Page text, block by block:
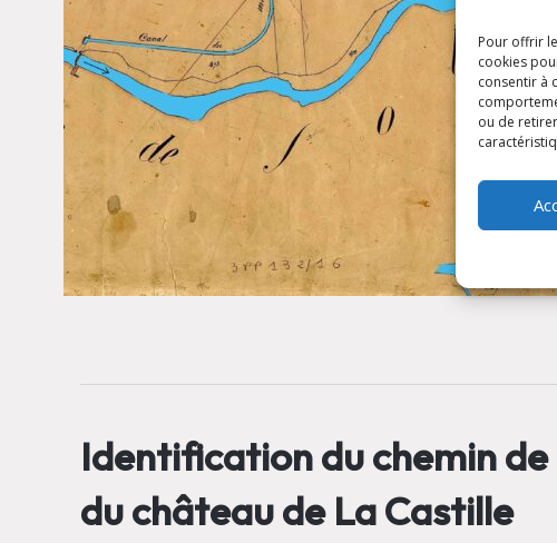
Pour offrir
cookies
consentir à
ou de
Identification du chemin
du château de La Castille